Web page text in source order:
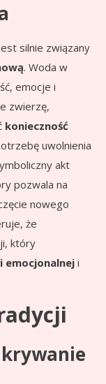
silnie związany
. Woda w
emocje i
zwierzę,
konieczność
uwolnienia
akt
pozwala na
nowego
że
który
emocjonalneji